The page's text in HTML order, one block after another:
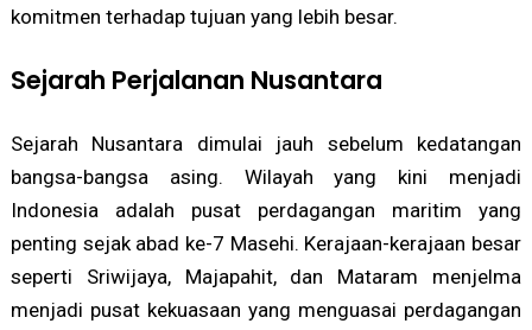
komitmen terhadap tujuan yang lebih besar.
Sejarah Perjalanan Nusantara
Sejarah Nusantara dimulai jauh sebelum kedatangan
bangsa-bangsa asing. Wilayah yang kini menjadi
Indonesia adalah pusat perdagangan maritim yang
penting sejak abad ke-7 Masehi. Kerajaan-kerajaan besar
seperti Sriwijaya, Majapahit, dan Mataram menjelma
menjadi pusat kekuasaan yang menguasai perdagangan